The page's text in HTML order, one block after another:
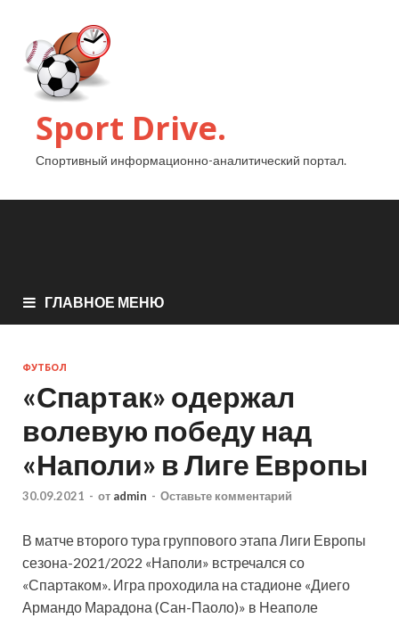
Sport Drive.
Спортивный информационно-аналитический портал.
ГЛАВНОЕ МЕНЮ
ФУТБОЛ
«Спартак» одержал
волевую победу над
«Наполи» в Лиге Европы
30.09.2021 - от admin - Оставьте комментарий
В матче второго тура группового этапа Лиги Европы
сезона-2021/2022 «Наполи» встречался со
«Спартаком». Игра проходила на стадионе «Диего
Армандо Марадона (Сан-Паоло)» в Неаполе